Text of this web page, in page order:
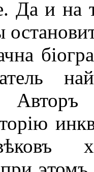
Да и на